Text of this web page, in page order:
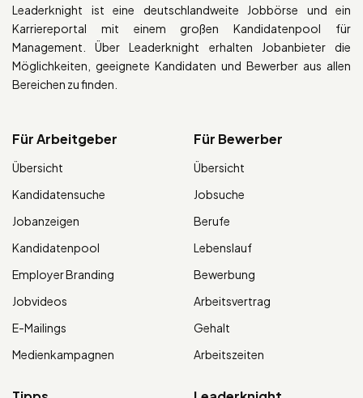
Leaderknight ist eine deutschlandweite Jobbörse und ein
Karriereportal mit einem großen Kandidatenpool für
Management. Über Leaderknight erhalten Jobanbieter die
Möglichkeiten, geeignete Kandidaten und Bewerber aus allen
Bereichen zu finden.
Für Arbeitgeber
Übersicht
Kandidatensuche
Jobanzeigen
Kandidatenpool
Employer Branding
Jobvideos
E-Mailings
Medienkampagnen
Für Bewerber
Übersicht
Jobsuche
Berufe
Lebenslauf
Bewerbung
Arbeitsvertrag
Gehalt
Arbeitszeiten